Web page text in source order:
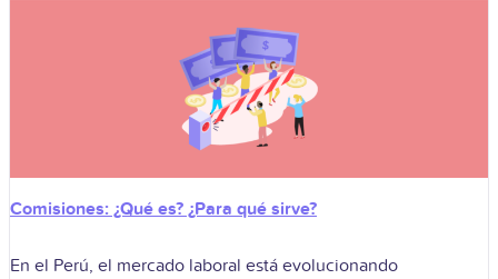
Comisiones: ¿Qué es? ¿Para qué sirve?
En el Perú, el mercado laboral está evolucionando